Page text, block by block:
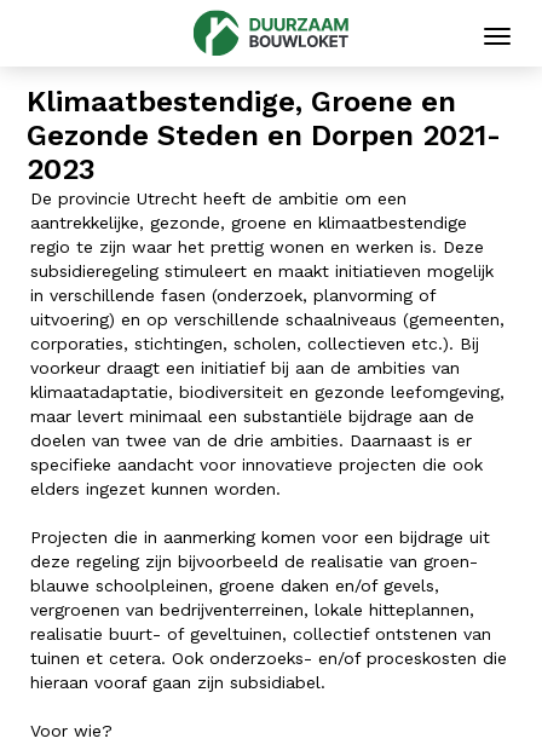
Klimaatbestendige, Groene en
Gezonde Steden en Dorpen 2021-
2023
De provincie Utrecht heeft de ambitie om een
aantrekkelijke, gezonde, groene en klimaatbestendige
regio te zijn waar het prettig wonen en werken is. Deze
subsidieregeling stimuleert en maakt initiatieven mogelijk
in verschillende fasen (onderzoek, planvorming of
uitvoering) en op verschillende schaalniveaus (gemeenten,
corporaties, stichtingen, scholen, collectieven etc.). Bij
voorkeur draagt een initiatief bij aan de ambities van
klimaatadaptatie, biodiversiteit en gezonde leefomgeving,
maar levert minimaal een substantiële bijdrage aan de
doelen van twee van de drie ambities. Daarnaast is er
specifieke aandacht voor innovatieve projecten die ook
elders ingezet kunnen worden.
Projecten die in aanmerking komen voor een bijdrage uit
deze regeling zijn bijvoorbeeld de realisatie van groen-
blauwe schoolpleinen, groene daken en/of gevels,
vergroenen van bedrijventerreinen, lokale hitteplannen,
realisatie buurt- of geveltuinen, collectief ontstenen van
tuinen et cetera. Ook onderzoeks- en/of proceskosten die
hieraan vooraf gaan zijn subsidiabel.
Voor wie?